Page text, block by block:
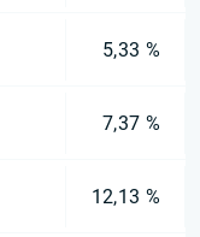
5,33 %
7,37 %
12,13 %